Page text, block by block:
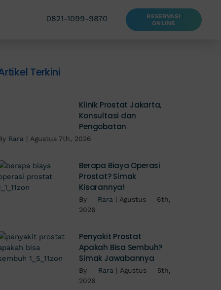
0821-1099-9870
RESERVASI
ONLINE
Terkini
Klinik Prostat Jakarta,
Konsultasi dan
Pengobatan
Rara | Agustus 7th, 2026
Berapa Biaya Operasi
Prostat? Simak
Kisarannya!
By Rara | Agustus 6th,
2026
Penyakit Prostat
Apakah Bisa Sembuh?
Simak Jawabannya
By Rara | Agustus 5th,
2026